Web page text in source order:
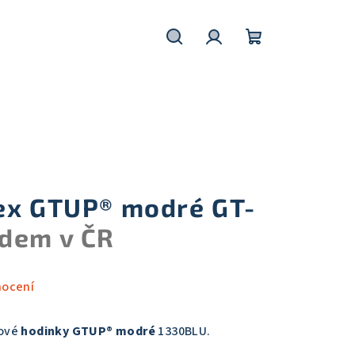
GTUP® modré GT-
v ČR
hodinky GTUP® modré1330BLU.